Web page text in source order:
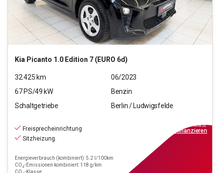
Kia Picanto 1.0 Edition 7 (EURO 6d)
32.425 km
06/2023
67PS/49 kW
Benzin
Schaltgetriebe
Berlin / Ludwigsfelde
Freisprecheinrichtung
Sitzheizung
Energieverbrauch (kombiniert): 5.2 l/100km
CO₂-Emissionen kombiniert: 118 g/km
CO₂-Klasse:
inkl.MwSt.
finanzieren